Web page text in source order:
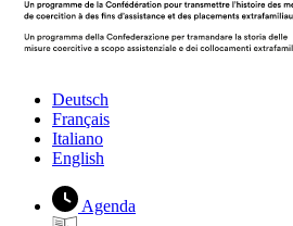
Deutsch
Français
Italiano
English
Agenda